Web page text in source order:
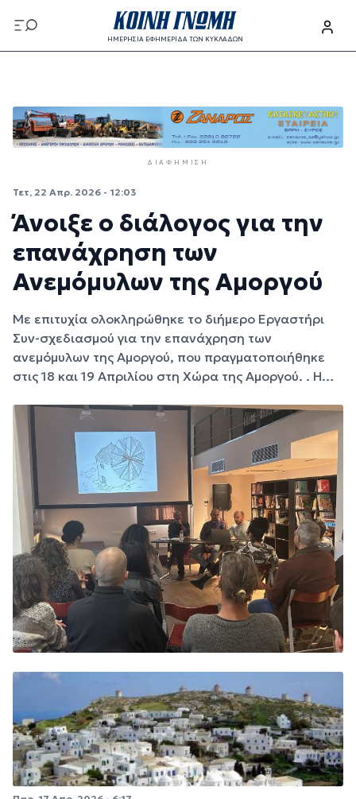
Παράκαμψη προς το κυρίως περιεχόμενο
ΗΜΕΡΗΣΙΑ ΕΦΗΜΕΡΙΔΑ ΤΩΝ ΚΥΚΛΑΔΩΝ
ΔΙΑΦΉΜΙΣΗ
Τετ, 22 Απρ. 2026 - 12:03
Άνοιξε ο διάλογος για την
επανάχρηση των
Ανεμόμυλων της Αμοργού
Με επιτυχία ολοκληρώθηκε το διήμερο Eργαστήρι
Συν-σχεδιασμού για την επανάχρηση των
ανεμόμυλων της Αμοργού, που πραγματοποιήθηκε
στις 18 και 19 Απριλίου στη Χώρα της Αμοργού. . Η…